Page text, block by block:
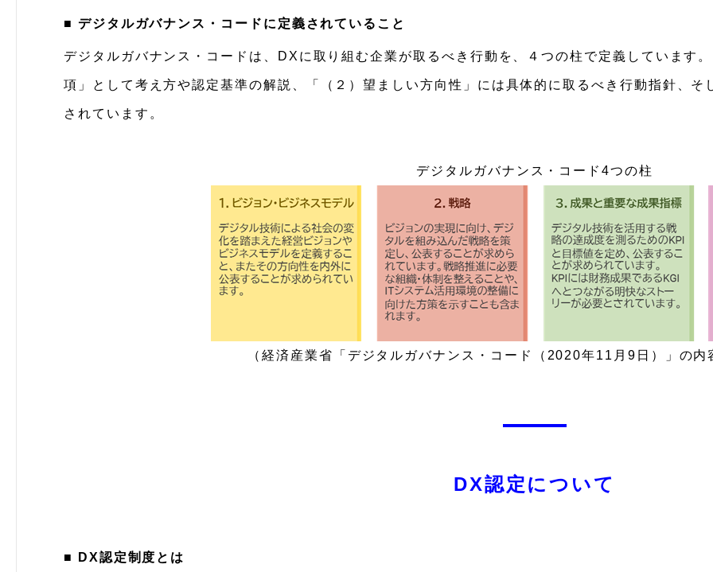
■ デジタルガバナンス・コードに定義されていること
デジタルガバナンス・コードは、DXに取り組む企業が取るべき行動を、４つの柱で定義しています
項」として考え方や認定基準の解説、「（２）望ましい方向性」には具体的に取るべき行動指針、
されています。
デジタルガバナンス・コード4つの柱
（経済産業省「デジタルガバナンス・コード（2020年11月9日）」の内
DX認定について
■ DX認定制度とは